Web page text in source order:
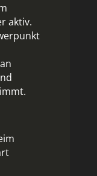
aktiv.